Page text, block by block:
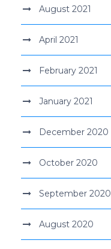
August 2021
April 2021
February 2021
January 2021
December 2020
October 2020
September 2020
August 2020